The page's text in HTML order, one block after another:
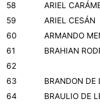
58
ARIEL
59
ARIEL CESÁN
60
ARMANDO
61
BRAHIAN
62
63
BRANDON DE
64
BRAULIO DE